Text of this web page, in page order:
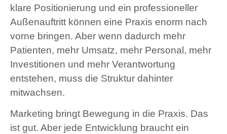
klare Positionierung und ein professioneller
Außenauftritt können eine Praxis enorm nach
vorne bringen. Aber wenn dadurch mehr
Patienten, mehr Umsatz, mehr Personal, mehr
Investitionen und mehr Verantwortung
entstehen, muss die Struktur dahinter
mitwachsen.
Marketing bringt Bewegung in die Praxis. Das
ist gut. Aber jede Entwicklung braucht ein